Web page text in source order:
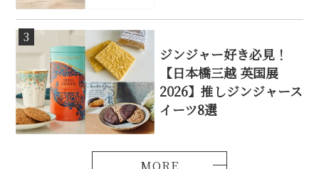
3
ジンジャー好き必見！
【日本橋三越 英国展
2026】推しジンジャース
イーツ8選